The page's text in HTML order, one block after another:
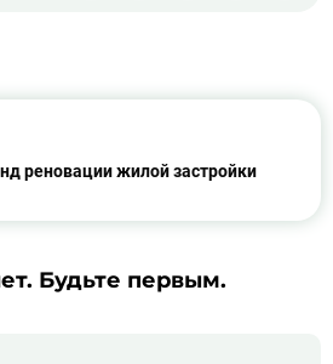
реновации жилой застройки
Будьте первым.